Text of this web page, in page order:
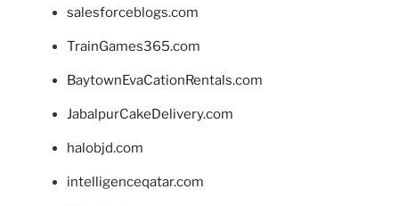
salesforceblogs.com
TrainGames365.com
BaytownEvaCationRentals.com
JabalpurCakeDelivery.com
halobjd.com
intelligenceqatar.com